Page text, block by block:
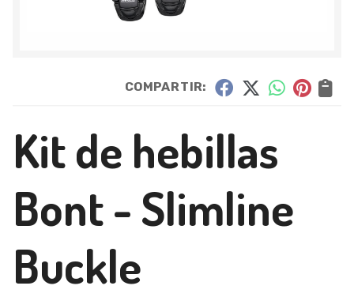
COMPARTIR:
Kit de hebillas
Bont - Slimline
Buckle